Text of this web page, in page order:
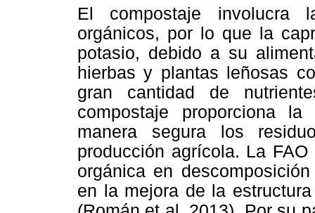
El compostaje involucra
orgánicos, por lo que la
potasio, debido a su
hierbas y plantas leñosas
gran cantidad de
compostaje proporciona
manera segura los
producción agrícola. La
orgánica en
en la mejora de la